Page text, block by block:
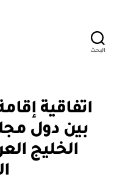
البحث
التصنيفات
اتفاقية
بين دول
الخليج